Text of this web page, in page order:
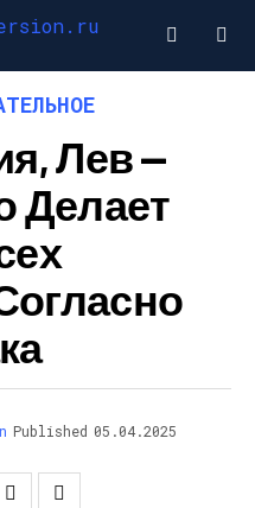
Лев —
Делает
Published 05.04.2025